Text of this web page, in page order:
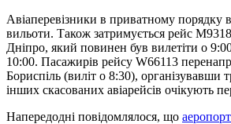
Авіаперевізники в приватному порядку
вильоти. Також затримується рейс
Дніпро, який повинен був вилетіти о
10:00. Пасажирів рейсу W66113
Бориспіль (виліт о 8:30), організувавши
інших скасованих авіарейсів очікують
Напередодні повідомлялося, що